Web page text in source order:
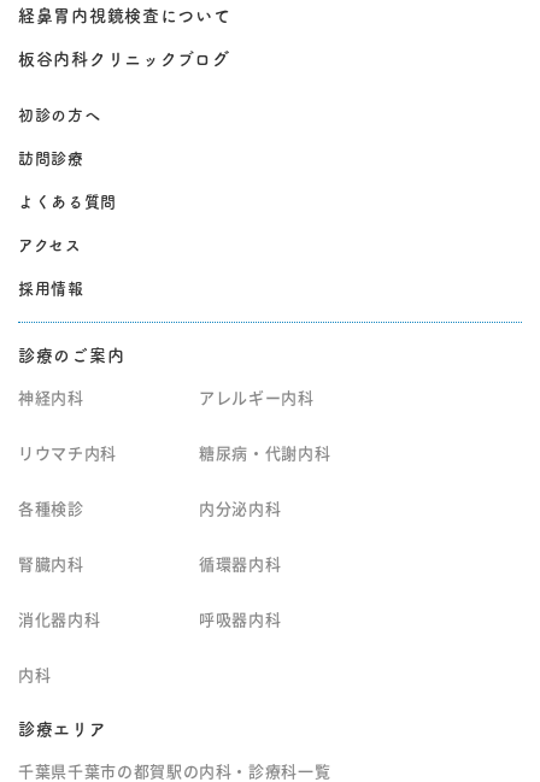
経鼻胃内視鏡検査について
板谷内科クリニックブログ
初診の方へ
訪問診療
よくある質問
アクセス
採用情報
診療のご案内
神経内科 アレルギー内科
リウマチ内科 糖尿病・代謝内科
各種検診 内分泌内科
腎臓内科 循環器内科
消化器内科 呼吸器内科
内科
診療エリア
千葉県千葉市の都賀駅の内科・診療科一覧